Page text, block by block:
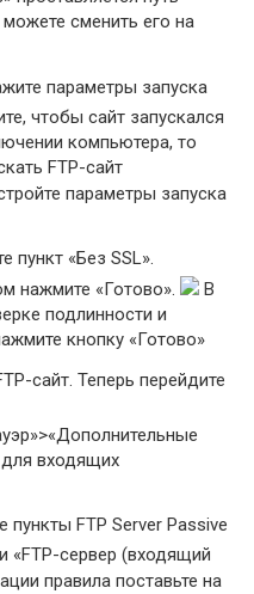
сменить его на
параметры запуска
чтобы сайт запускался
компьютера, то
FTP-сайт
параметры запуска
пункт «Без SSL».
нажмите «Готово».
В
подлинности и
кнопку «Готово»
сайт. Теперь перейдите
входящих
пункты FTP Server Passive
«FTP-сервер (входящий
правила поставьте на